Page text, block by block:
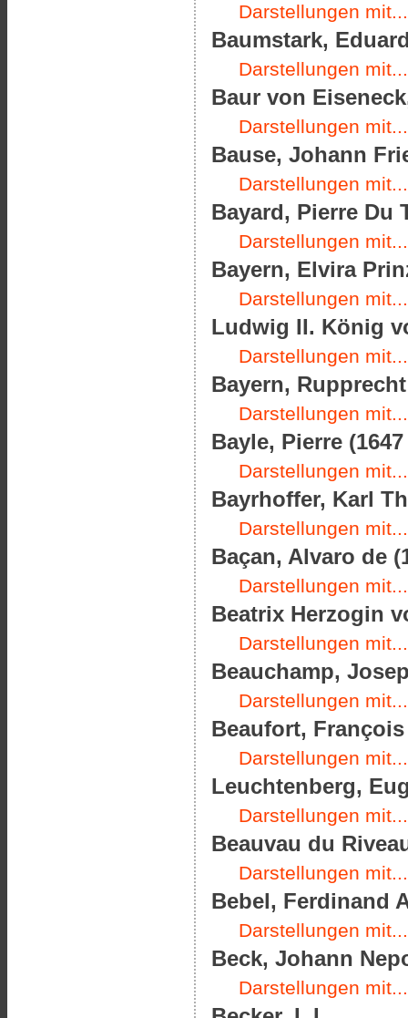
Darstellungen mit...
Baumstark,
Darstellungen mit...
Baur von
Darstellungen mit...
Bause, Johann
Darstellungen mit...
Bayard, Pierre Du
Darstellungen mit...
Bayern, Elvira
Darstellungen mit...
Ludwig II. König
Darstellungen mit...
Bayern,
Darstellungen mit...
Bayle, Pierre (1647
Darstellungen mit...
Bayrhoffer, Karl
Darstellungen mit...
Baçan, Alvaro de
Darstellungen mit...
Beatrix Herzogin
Darstellungen mit...
Beauchamp,
Darstellungen mit...
Beaufort, François
Darstellungen mit...
Leuchtenberg,
Darstellungen mit...
Beauvau du
Darstellungen mit...
Bebel, Ferdinand
Darstellungen mit...
Beck, Johann
Darstellungen mit...